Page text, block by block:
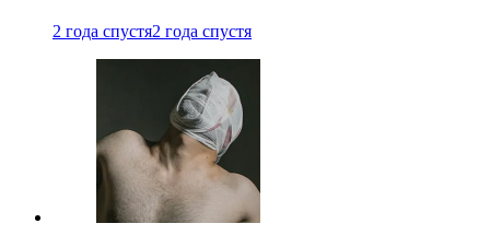
2 года спустя2 года спустя